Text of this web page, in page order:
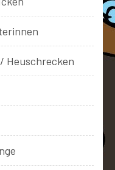
Heuschrecken